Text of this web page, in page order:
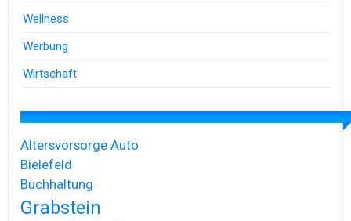
Wellness
Werbung
Wirtschaft
Altersvorsorge Auto
Bielefeld
Buchhaltung
Grabstein